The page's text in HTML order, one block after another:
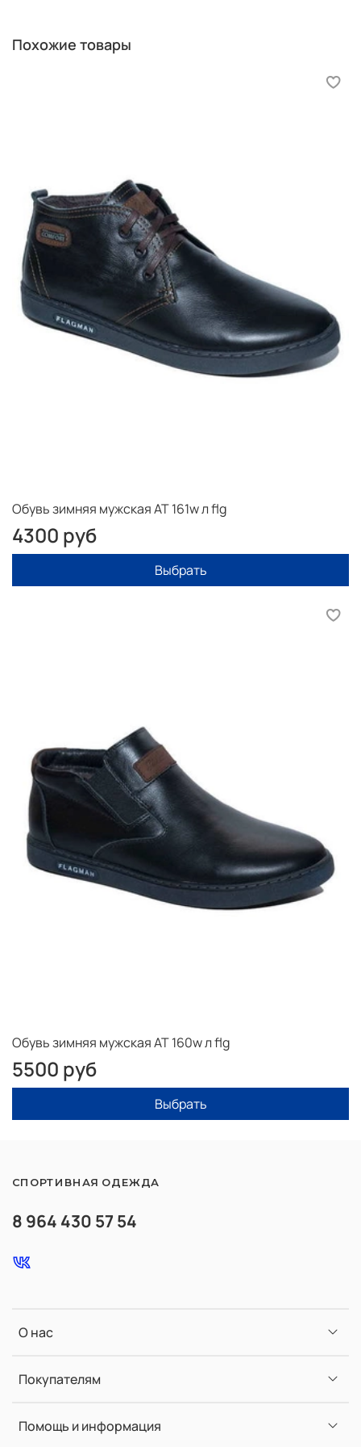
ровной вертикальной поверхности (например, к стене
без плинтуса, или шкафа). Поставьте ступню, чтобы
она упиралась выступом пятки обязательно в ровную
вертикальную поверхность. Положите одну линейку
параллельно ступне, вторую поставьте ребром к
большому пальцу ступни. Пример ниже.
Похожие товары
Обувь зимняя мужская AT 161w л flg
4300 руб
Выбрать
Обувь зимняя мужская AT 160w л flg
5500 руб
Выбрать
О нас
Покупателям
Помощь и информация
8 964 430 57 54
СПОРТИВНАЯ ОДЕЖДА